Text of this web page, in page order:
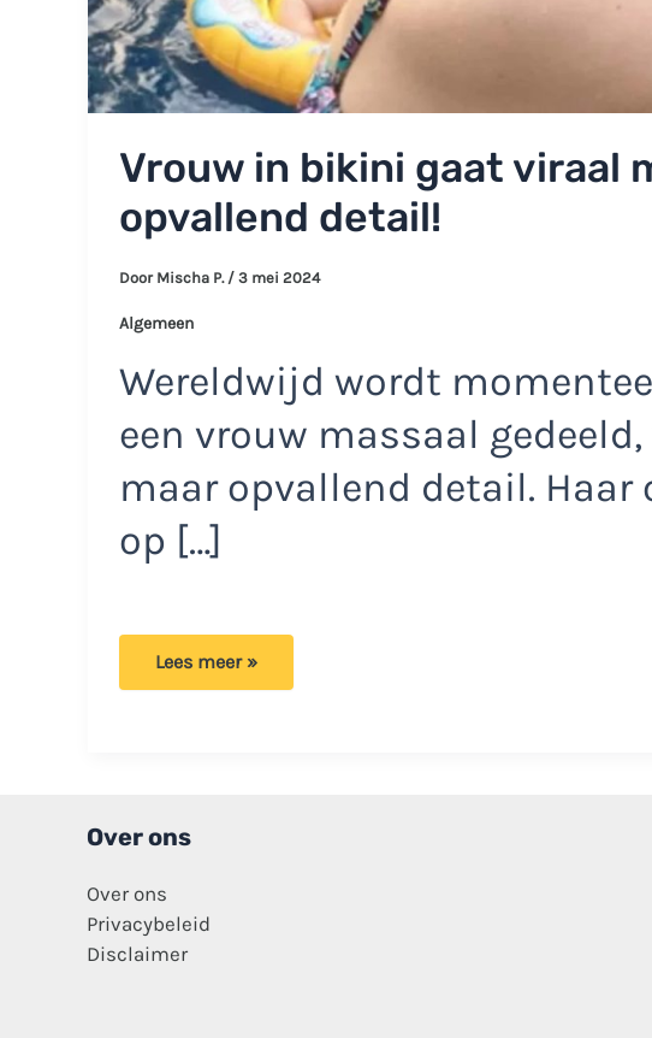
Vrouw in bikini gaat viraal
opvallend detail!
Door Mischa P. / 3 mei 2024
Algemeen
Wereldwijd wordt
een vrouw massaal
maar opvallend detail.
op […]
Vrouw
detail!
Lees meer »
Over ons
Over ons
Privacybeleid
Disclaimer